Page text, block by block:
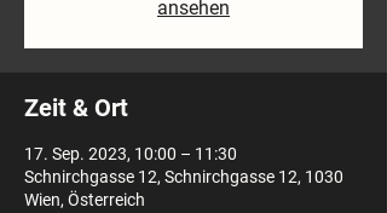
ansehen
Zeit & Ort
17. Sep. 2023, 10:00 – 11:30
Schnirchgasse 12, Schnirchgasse 12, 1030
Wien, Österreich